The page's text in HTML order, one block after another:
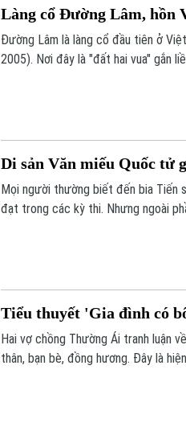
Làng cổ Đường Lâm, hồn
Đường Lâm là làng cổ đầu tiên ở
2005). Nơi đây là "đất hai vua" gắn
Di sản Văn miếu Quốc tử
Mọi người thường biết đến bia Tiến
đạt trong các kỳ thi. Nhưng ngoài
Tiểu thuyết 'Gia đình có
Hai vợ chồng Thường Ái tranh luận
thân, bạn bè, đồng hương. Đây là